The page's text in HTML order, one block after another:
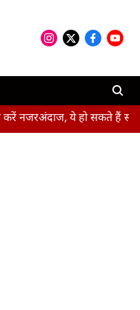
ये हो सकते हैं संकेत